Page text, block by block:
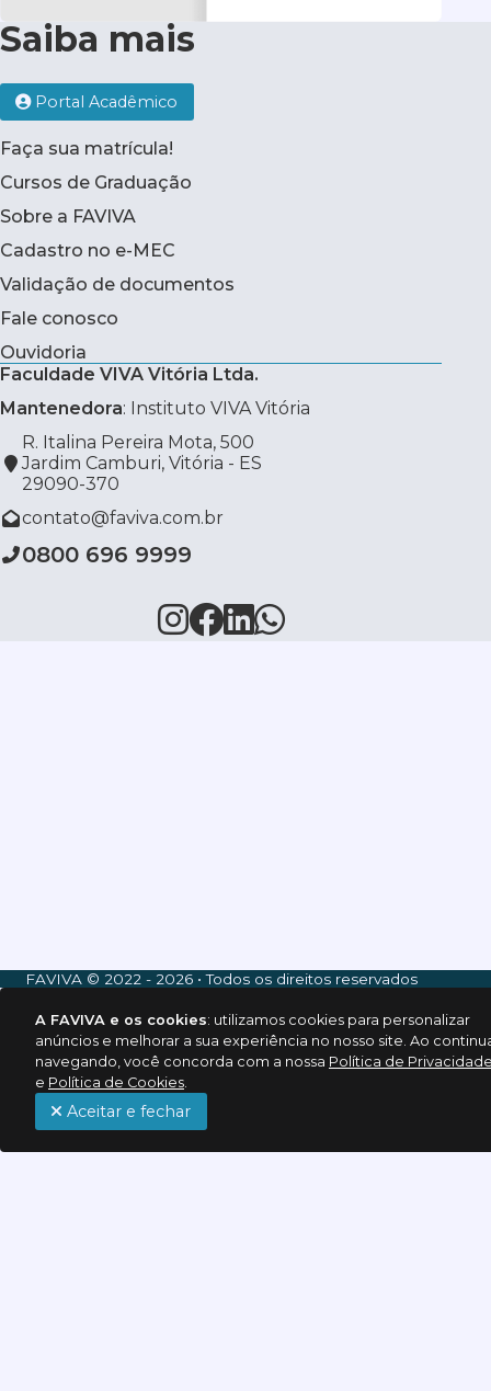
Saiba mais
Portal Acadêmico
Faça sua matrícula!
Cursos de Graduação
Sobre a FAVIVA
Cadastro no e-MEC
Validação de documentos
Fale conosco
Ouvidoria
Faculdade VIVA Vitória Ltda.
Mantenedora: Instituto VIVA Vitória
R. Italina Pereira Mota, 500
Jardim Camburi, Vitória - ES
29090-370
contato@faviva.com.br
0800 696 9999
FAVIVA © 2022 - 2026 • Todos os direitos reservados
A FAVIVA e os cookies: utilizamos cookies para personalizar
anúncios e melhorar a sua experiência no nosso site. Ao
navegando, você concorda com a nossa Política de
e Política de Cookies.
Aceitar e fechar